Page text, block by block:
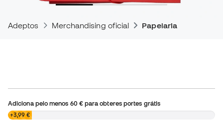
Adeptos Merchandising oficial Papelaria
Adiciona pelo menos 60 €para obteres portes grátis
0,00 €
+3,99 €